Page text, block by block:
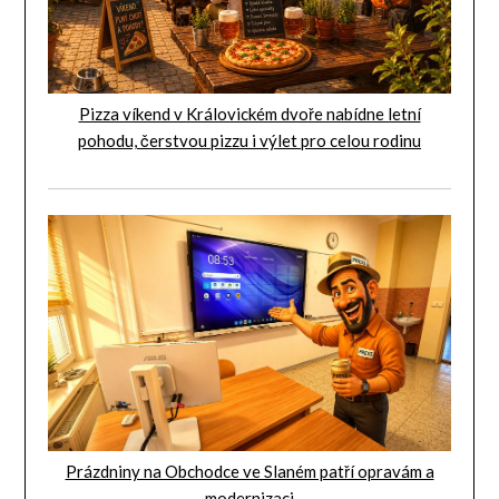
Pizza víkend v Královickém dvoře nabídne letní
pohodu, čerstvou pizzu i výlet pro celou rodinu
Prázdniny na Obchodce ve Slaném patří opravám a